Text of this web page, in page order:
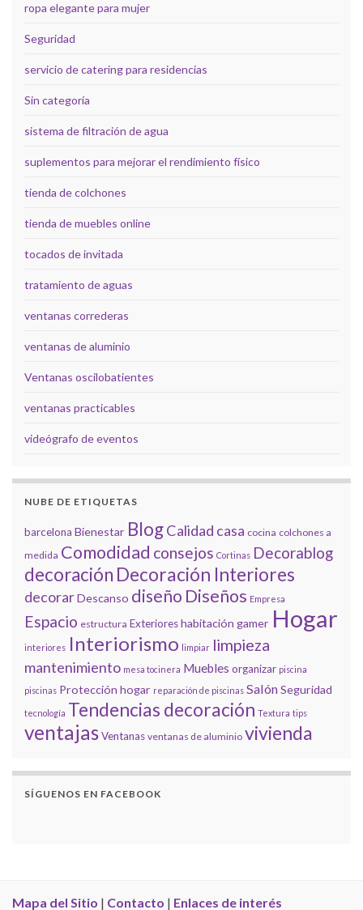
ropa elegante para mujer
Seguridad
servicio de catering para residencias
Sin categoría
sistema de filtración de agua
suplementos para mejorar el rendimiento físico
tienda de colchones
tienda de muebles online
tocados de invitada
tratamiento de aguas
ventanas correderas
ventanas de aluminio
Ventanas oscilobatientes
ventanas practicables
videógrafo de eventos
NUBE DE ETIQUETAS
barcelona Bienestar BlogCalidad casa cocina colchones a
medida Comodidad consejos Cortinas Decorablog
decoración Decoración Interiores
decorarDescanso diseño Diseños Empresa
Espacio estructura Exterioreshabitación gamer Hogar
interiores Interiorismo limpiar limpieza
mantenimiento mesa tocinera Muebles organizar piscina
piscinas Protección hogar reparación de piscinas SalónSeguridad
tecnología Tendencias decoración Textura tips
ventajasVentanas ventanas de aluminio vivienda
SÍGUENOS EN FACEBOOK
Mapa del Sitio | Contacto | Enlaces de interés